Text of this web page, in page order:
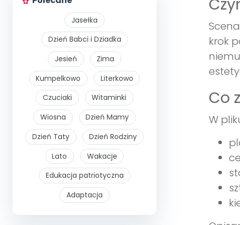
Jasełka
Dzień Babci i Dziadka
Jesień
Zima
Kumpelkowo
Literkowo
Czuciaki
Witaminki
Wiosna
Dzień Mamy
Dzień Taty
Dzień Rodziny
Lato
Wakacje
Edukacja patriotyczna
Adaptacja
krok
Co
W